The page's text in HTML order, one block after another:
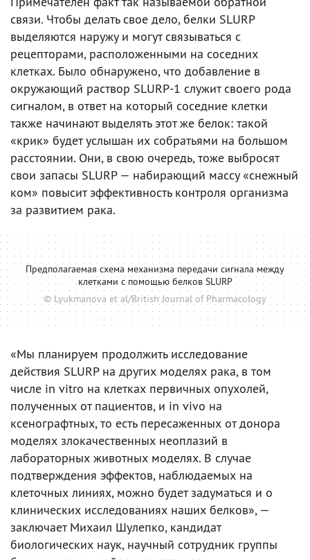
связи. Чтобы делать свое дело, белки SLURP
выделяются наружу и могут связываться с
рецепторами, расположенными на соседних
клетках. Было обнаружено, что добавление в
окружающий раствор SLURP-1 служит своего рода
сигналом, в ответ на который соседние клетки
также начинают выделять этот же белок: такой
«крик» будет услышан их собратьями на большом
расстоянии. Они, в свою очередь, тоже выбросят
свои запасы SLURP — набирающий массу «снежный
ком» повысит эффективность контроля организма
за развитием рака.
Предполагаемая схема механизма передачи сигнала между
клетками с помощью белков SLURP
© Lyukmanova et al/British Journal of Pharmacology
«Мы планируем продолжить исследование
действия SLURP на других моделях рака, в том
числе in vitro на клетках первичных опухолей,
полученных от пациентов, и in vivo на
ксенографтных, то есть пересаженных от донора
моделях злокачественных неоплазий в
лабораторных животных моделях. В случае
подтверждения эффектов, наблюдаемых на
клеточных линиях, можно будет задуматься и о
клинических исследованиях наших белков», —
заключает Михаил Шулепко, кандидат
биологических наук, научный сотрудник группы